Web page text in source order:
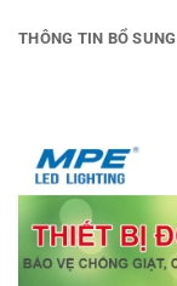
THÔNG TIN BỔ SUNG